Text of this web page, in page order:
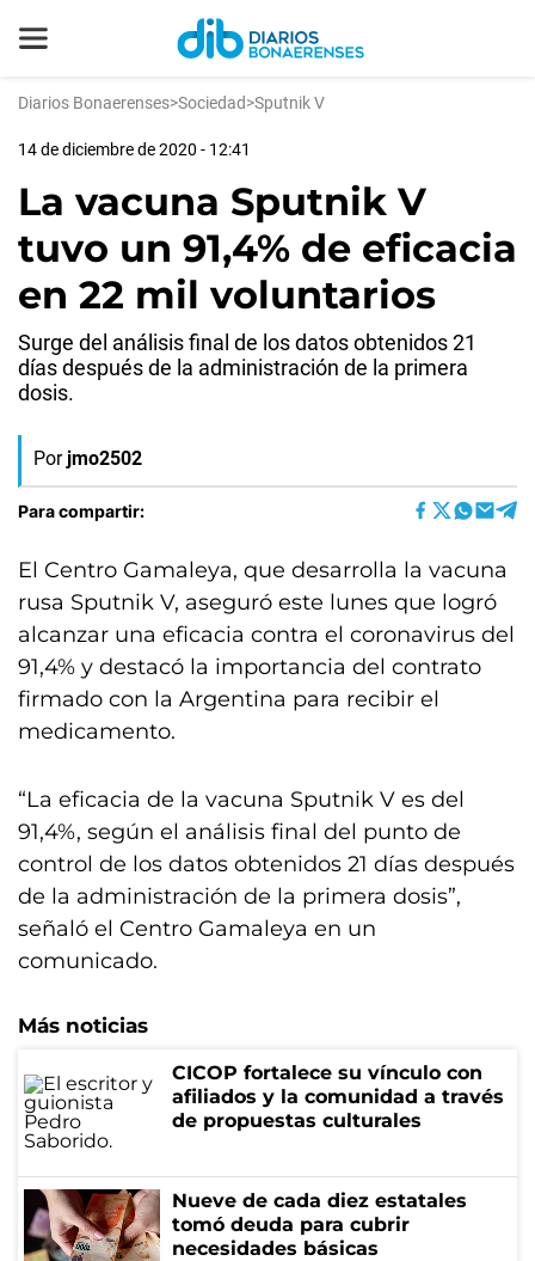
Diarios Bonaerenses>Sociedad>Sputnik V
14 de diciembre de 2020 - 12:41
La vacuna Sputnik V
tuvo un 91,4% de eficacia
en 22 mil voluntarios
Surge del análisis final de los datos obtenidos 21
días después de la administración de la primera
dosis.
Por jmo2502
Para compartir:
El Centro Gamaleya, que desarrolla la vacuna
rusa Sputnik V, aseguró este lunes que logró
alcanzar una eficacia contra el coronavirus del
91,4% y destacó la importancia del contrato
firmado con la Argentina para recibir el
medicamento.
“La eficacia de la vacuna Sputnik V es del
91,4%, según el análisis final del punto de
control de los datos obtenidos 21 días después
de la administración de la primera dosis”,
señaló el Centro Gamaleya en un
comunicado.
Más noticias
CICOP fortalece su vínculo con
afiliados y la comunidad a través
de propuestas culturales
Nueve de cada diez estatales
tomó deuda para cubrir
necesidades básicas